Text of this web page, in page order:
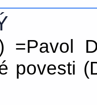
=Pavol
povesti